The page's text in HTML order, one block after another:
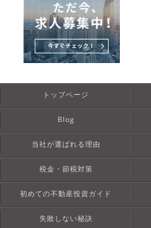
トップページ
Blog
当社が選ばれる理由
税金・節税対策
初めての不動産投資ガイド
失敗しない秘訣